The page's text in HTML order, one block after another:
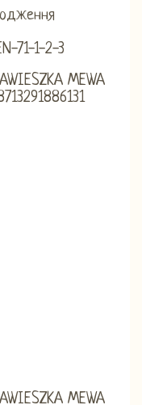
71-1-2-3